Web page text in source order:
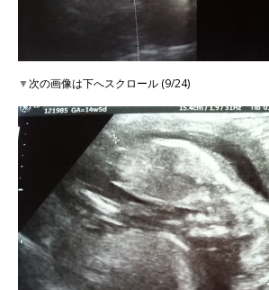
▼次の画像は下へスクロール (9/24)